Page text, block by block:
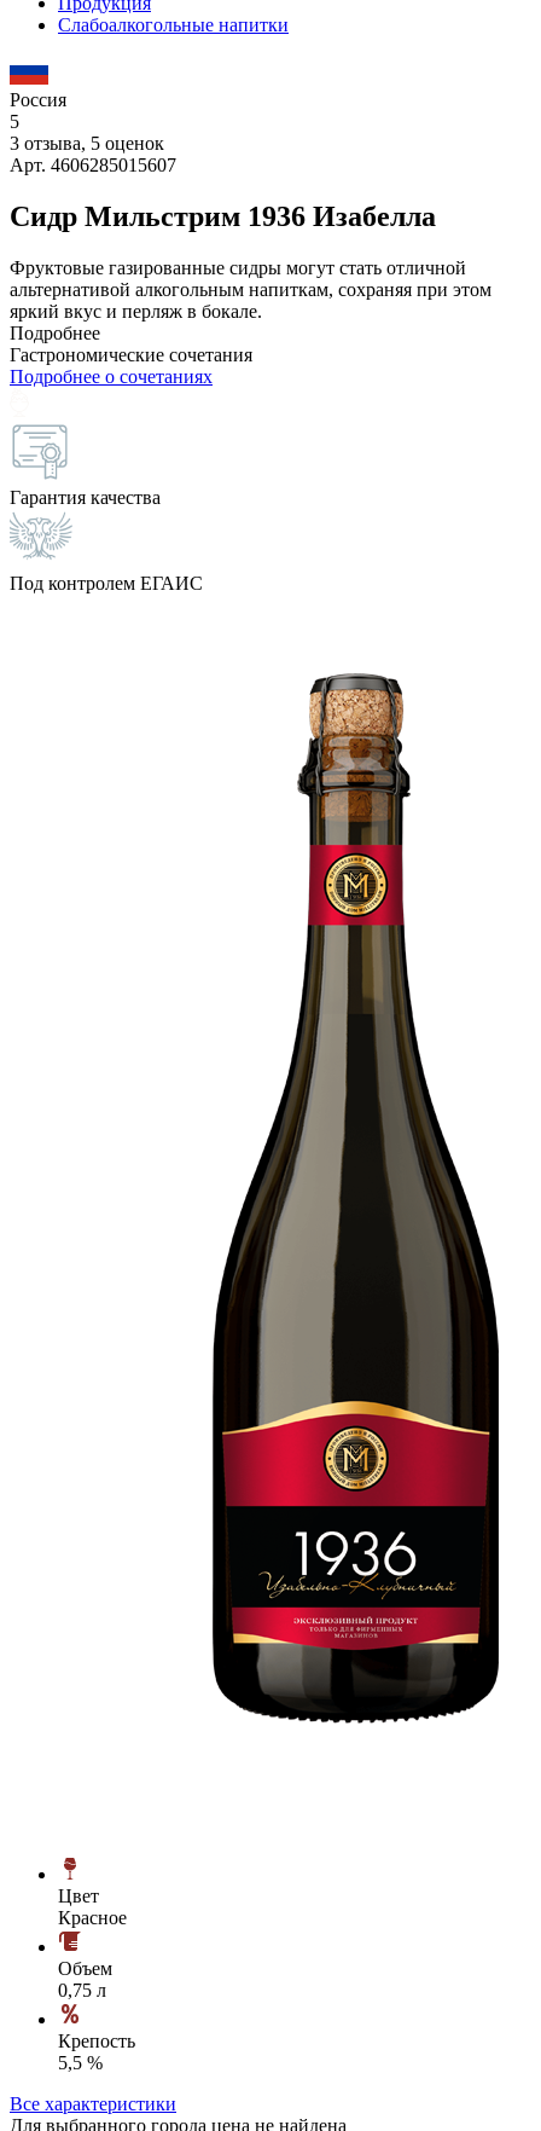
Слабоалкогольные напитки
Россия
5
3 отзыва, 5 оценок
Арт. 4606285015607
Сидр Мильстрим 1936 Изабелла
Фруктовые газированные сидры могут стать отличной
альтернативой алкогольным напиткам, сохраняя при этом
яркий вкус и перляж в бокале.
Подробнее
Гастрономические сочетания
Подробнее о сочетаниях
Гарантия качества
Под контролем ЕГАИС
Цвет
Красное
Объем
0,75 л
Крепость
5,5 %
Все характеристики
Для выбранного города цена не найдена